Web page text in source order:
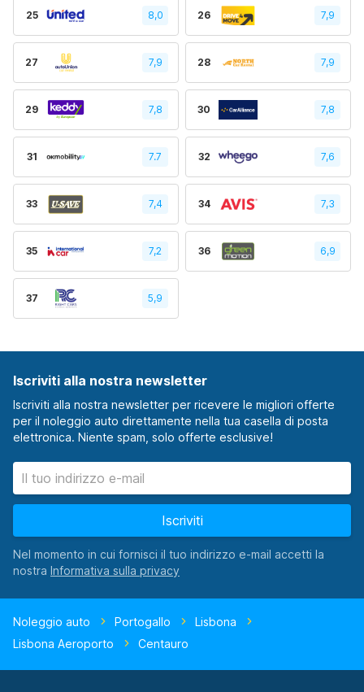
25 8,0 26 7,9
27 7,9 28 7,9
29 7,8 30 7,8
31 7.7 32 7,6
33 7,4 34 7,3
35 7,2 36 6,9
37 5,9
Iscriviti alla nostra newsletter
Iscriviti alla nostra newsletter per ricevere le migliori offerte
per il noleggio auto direttamente nella tua casella di posta
elettronica. Niente spam, solo offerte esclusive!
Iscriviti
Nel momento in cui fornisci il tuo indirizzo e-mail accetti la
nostra
Noleggio auto Portogallo
Lisbona
Lisbona Aeroporto
Centauro